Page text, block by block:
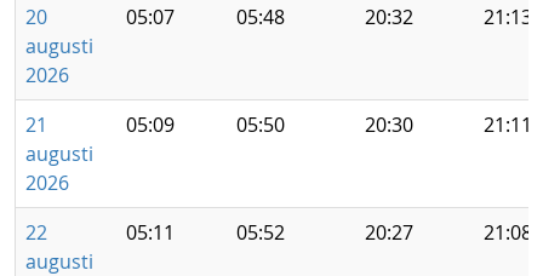
20
augusti
2026
05:07 05:48 20:32 21:13
21
augusti
2026
05:09 05:50 20:30 21:11
22
augusti
05:11 05:52 20:27 21:08